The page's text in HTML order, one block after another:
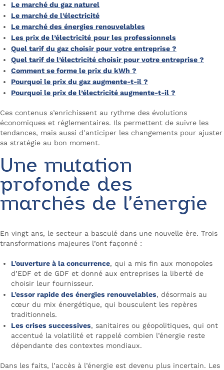
Le marché du gaz naturel
Le marché de l’électricité
Le marché des énergies renouvelables
Les prix de l’électricité pour les professionnels
Quel tarif du gaz choisir pour votre entreprise ?
Quel tarif de l’électricité choisir pour votre entreprise ?
Comment se forme le prix du kWh ?
Pourquoi le prix du gaz augmente-t-il ?
Pourquoi le prix de l’électricité augmente-t-il ?
Ces contenus s’enrichissent au rythme des évolutions
économiques et réglementaires. Ils permettent de suivre les
tendances, mais aussi d’anticiper les changements pour ajuster
sa stratégie au bon moment.
Une mutation
profonde des
marchés de l’énergie
En vingt ans, le secteur a basculé dans une nouvelle ère. Trois
transformations majeures l’ont façonné :
L’ouverture à la concurrence, qui a mis fin aux monopoles
d’EDF et de GDF et donné aux entreprises la liberté de
choisir leur fournisseur.
L’essor rapide des énergies renouvelables, désormais au
cœur du mix énergétique, qui bousculent les repères
traditionnels.
Les crises successives, sanitaires ou géopolitiques, qui ont
accentué la volatilité et rappelé combien l’énergie reste
dépendante des contextes mondiaux.
Dans les faits, l’accès à l’énergie est devenu plus incertain. Les